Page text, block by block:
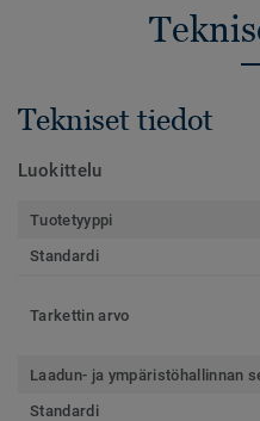
Tekniset tiedot
Luokittelu
Tuotetyyppi
Standardi
Tarkettin arvo
Laadun- ja ympäristöhallinnan
Standardi